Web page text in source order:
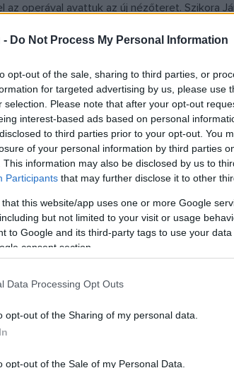
- Do Not Process My Personal Information
opt-out of the sale, sharing to third parties, or
for targeted advertising by us, please use
selection. Please note that after your opt-out
interest-based ads based on personal
to third parties prior to your opt-out. You
of your personal information by third parties
This information may also be disclosed by us to
Participants that may further disclose it to other
that this website/app uses one or more Google
but not limited to your visit or usage
to Google and its third-party tags to use your
consent section.
Data Processing Opt Outs
opt-out of the Sharing of my personal data.
opt-out of the Sale of my Personal Data.
az operával avattuk az új nézőteret. Szikora
szerint hosszú időre műsoron marad.
országban itt néznek legtöbben
lesz a szereposztás (kettő is készül),
mint Marton Éva, Tokody Ilona, Kiss B.
sztárjával, Keszei Borival. Üdvözölheti a
Erkel Ferenc: Bánk bán
Bánk bán: KISS B. ATILLA / BÁNDI
Melinda: TOKODY ILONA / KESZEI
Gertrúd: MARTON ÉVA / WIEDEMANN
Ottó: KOVÁCSHÁZI ISTVÁN / NYÁRI
Biberach: RÉTI ATTILA